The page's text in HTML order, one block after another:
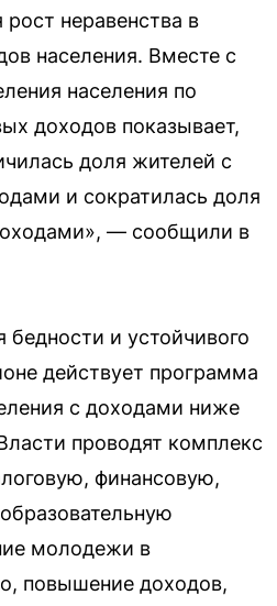
неравенства в
населения. Вместе с
населения по
доходов показывает,
доля жителей с
и сократилась доля
— сообщили в
и устойчивого
действует программа
с доходами ниже
проводят комплекс
финансовую,
молодежи в
повышение доходов,